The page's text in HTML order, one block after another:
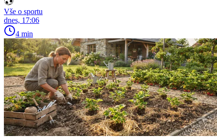
Vše o sportu
dnes, 17:06
4 min